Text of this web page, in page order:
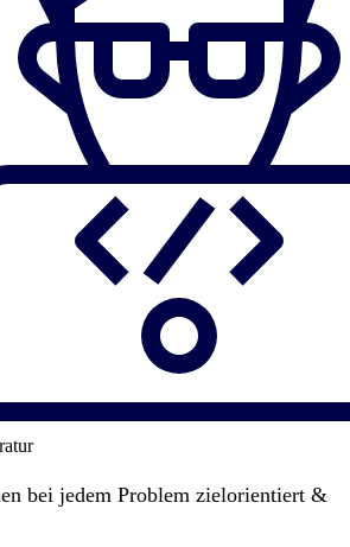
bei jedem Problem zielorientiert &